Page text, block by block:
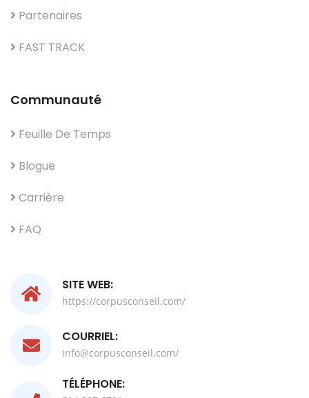
Partenaires
FAST TRACK
Communauté
Feuille De Temps
Blogue
Carrière
FAQ
SITE WEB:
https://corpusconseil.com/
COURRIEL:
info@corpusconseil.com/
TÉLÉPHONE: